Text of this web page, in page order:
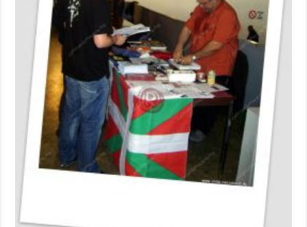
L’Associu
Sulidarità
prend
relais
du
C.A.R
et
se
mobilise
en
#Corse,
Paris
au
Pays
Basque